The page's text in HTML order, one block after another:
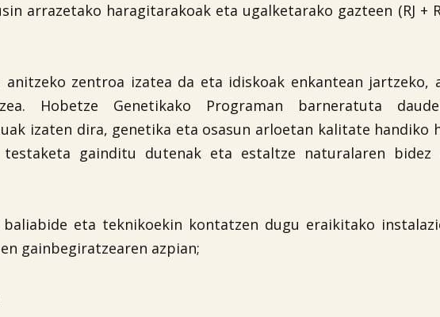
arrazetako haragitarakoak eta ugalketarako gazteen (RJ +
anitzeko zentroa izatea da eta idiskoak enkantean jartzeko,
Hobetze Genetikako Programan barneratuta
izaten dira, genetika eta osasun arloetan kalitate handiko
gainditu dutenak eta estaltze naturalaren bidez
eta teknikoekin kontatzen dugu eraikitako
gainbegiratzearen azpian;